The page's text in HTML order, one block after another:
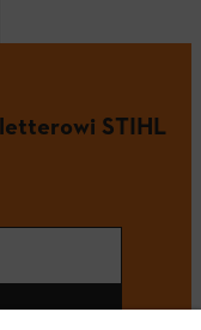
STIHL